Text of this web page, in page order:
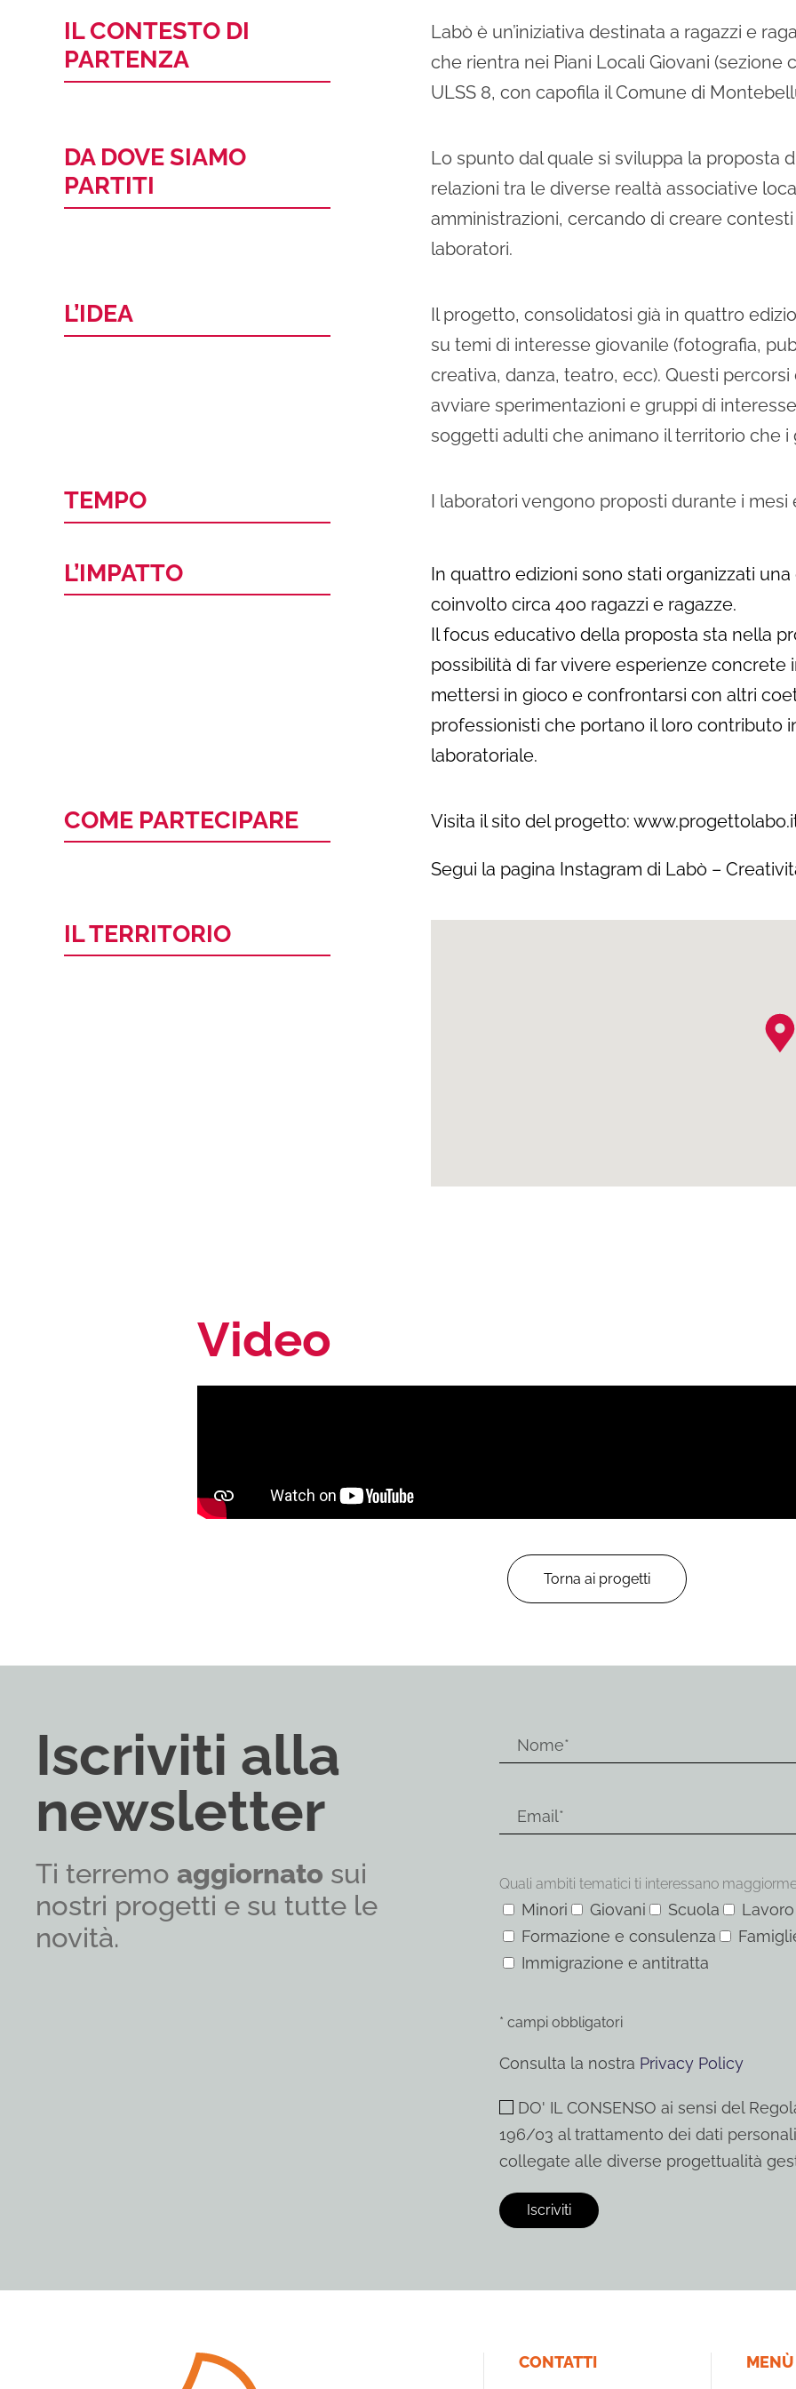
IL CONTESTO DI
PARTENZA
Labò è un’iniziativa destinata a ragazzi e
che rientra nei Piani Locali Giovani (sezione
ULSS 8, con capofila il Comune di
DA DOVE SIAMO
PARTITI
Lo spunto dal quale si sviluppa la proposta
relazioni tra le diverse realtà associative
amministrazioni, cercando di creare
laboratori.
L’IDEA
Il progetto, consolidatosi già in quattro
su temi di interesse giovanile (fotografia,
creativa, danza, teatro, ecc). Questi
avviare sperimentazioni e gruppi di
soggetti adulti che animano il territorio che i
TEMPO I laboratori vengono proposti durante i mesi
L’IMPATTO
In quattro edizioni sono stati organizzati
coinvolto circa 400 ragazzi e ragazze.
Il focus educativo della proposta sta nella
possibilità di far vivere esperienze
mettersi in gioco e confrontarsi con altri
professionisti che portano il loro contributo
laboratoriale.
COME PARTECIPARE Visita il sito del progetto:
Segui la pagina Instagram di Labò –
IL TERRITORIO
Video
Torna ai progetti
Iscriviti alla
newsletter
Ti terremo aggiornato sui
nostri progetti e su tutte le
novità.
Quali ambiti tematici ti interessano
Minori Giovani Scuola Lavoro
Formazione e consulenza
Immigrazione e antitratta
* campi obbligatori
Consulta la nostra Privacy Policy
DO' IL CONSENSO ai sensi del
196/03 al trattamento dei dati
collegate alle diverse progettualità
CONTATTI MENÙ